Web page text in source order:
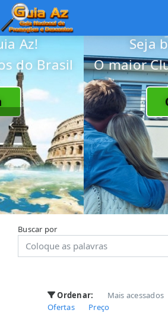
Seja bem vindo
O maior Clube de
Cadastre-se
Acessar
Buscar por
Ordenar: Mais acessados
Ofertas
Preço